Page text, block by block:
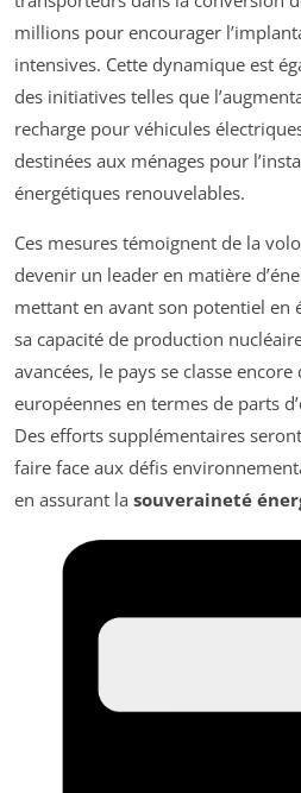
millions pour encourager
intensives. Cette dynamique est
des initiatives telles que
recharge pour véhicules
destinées aux ménages pour
énergétiques renouvelables.
Ces mesures témoignent de la
devenir un leader en matière
mettant en avant son potentiel en
sa capacité de production
avancées, le pays se classe
européennes en termes de parts
Des efforts supplémentaires
faire face aux défis
en assurant la souveraineté